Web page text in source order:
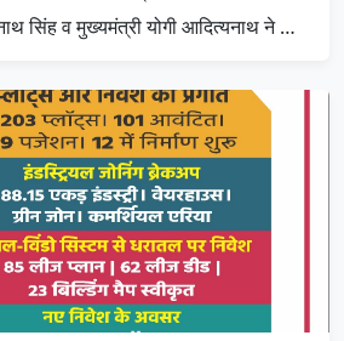
सिंह व मुख्यमंत्री योगी आदित्यनाथ ने …